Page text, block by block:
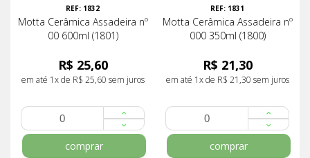
REF: 1832
Motta Cerâmica Assadeira nº
00 600ml (1801)
R$ 25,60
em até 1x de R$ 25,60 sem juros
comprar
REF: 1831
Motta Cerâmica Assadeira nº
000 350ml (1800)
R$ 21,30
em até 1x de R$ 21,30 sem juros
comprar